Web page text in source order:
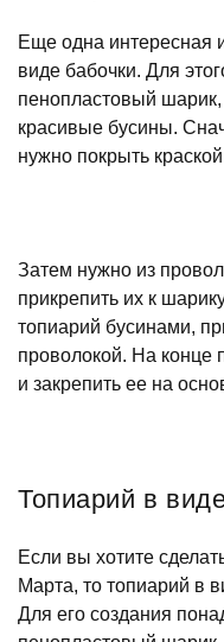
Еще одна интересная
виде бабочки. Для
пенопластовый шарик,
красивые бусины.
нужно покрыть
Затем нужно из
прикрепить их к
топиарий бусинами,
проволокой. На конце
и закрепить ее на
Топиарий в
Если вы хотите
Марта, то топиарий в
Для его создания